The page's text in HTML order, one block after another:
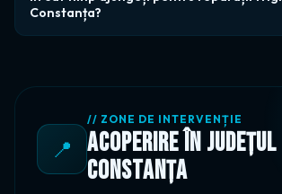
12 luni. Dacă apare aceeași problemă în
garanție, revenim și o rezolvăm gratuit.
Constanța?
stabilim ora exactă de sosire — nu ferestre
📍
// ZONE DE INTERVENȚIE
ACOPERIRE ÎN JUDEȚUL
CONSTANȚA